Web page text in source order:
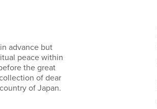
advance but
peace within
the great
of dear
of Japan.